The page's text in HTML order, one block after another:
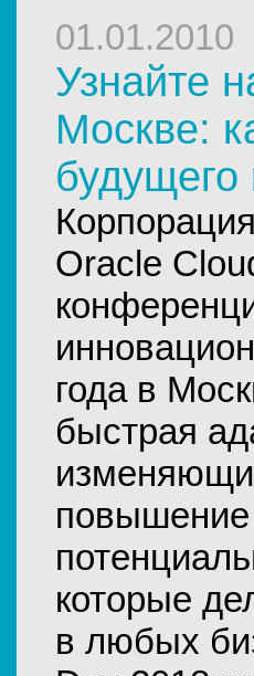
01.01.2010
Узнайте
Москве:
будущего
Oracle
года в
быстрая
повышение
которые
в любых